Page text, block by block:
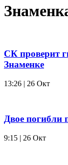
СК проверит
Знаменке
13:26 | 26 Окт
Двое погибли
9:15 | 26 Окт